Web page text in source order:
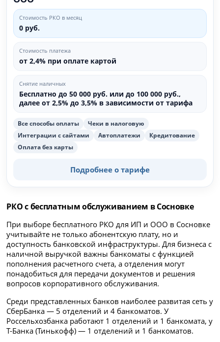
Стоимость РКО в месяц
0 руб.
Стоимость платежа
от 2,4% при оплате картой
Снятие наличных
Бесплатно до 50 000 руб. или до 100 000 руб.,
далее от 2,5% до 3,5% в зависимости от тарифа
Все способы оплаты
Чеки в налоговую
Интеграции с сайтами
Автоплатежи
Кредитование
Оплата без карты
Подробнее о тарифе
РКО с бесплатным обслуживанием в Сосновке
При выборе бесплатного РКО для ИП и ООО в Сосновке
учитывайте не только абонентскую плату, но и
доступность банковской инфраструктуры. Для бизнеса с
наличной выручкой важны банкоматы с функцией
пополнения расчетного счета, а отделения могут
понадобиться для передачи документов и решения
вопросов корпоративного обслуживания.
Среди представленных банков наиболее развитая сеть у
СберБанка — 5 отделений и 4 банкоматов. У
Россельхозбанка работают 1 отделений и 1 банкомата, у
Т-Банка (Тинькофф) — 1 отделений и 1 банкоматов.